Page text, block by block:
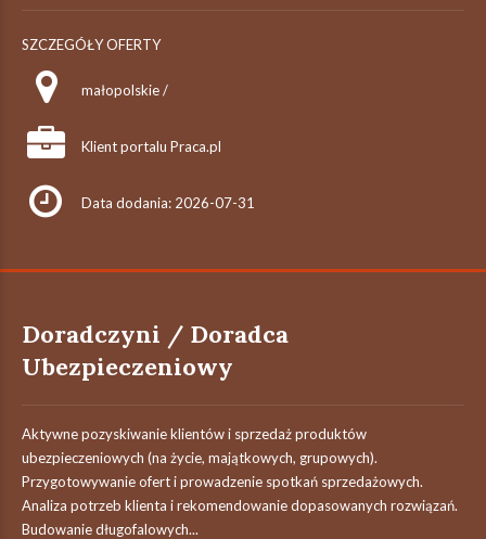
SZCZEGÓŁY OFERTY
małopolskie /
Klient portalu Praca.pl
Data dodania: 2026-07-31
Doradczyni / Doradca
Ubezpieczeniowy
Aktywne pozyskiwanie klientów i sprzedaż produktów
ubezpieczeniowych (na życie, majątkowych, grupowych).
Przygotowywanie ofert i prowadzenie spotkań sprzedażowych.
Analiza potrzeb klienta i rekomendowanie dopasowanych rozwiązań.
Budowanie długofalowych...